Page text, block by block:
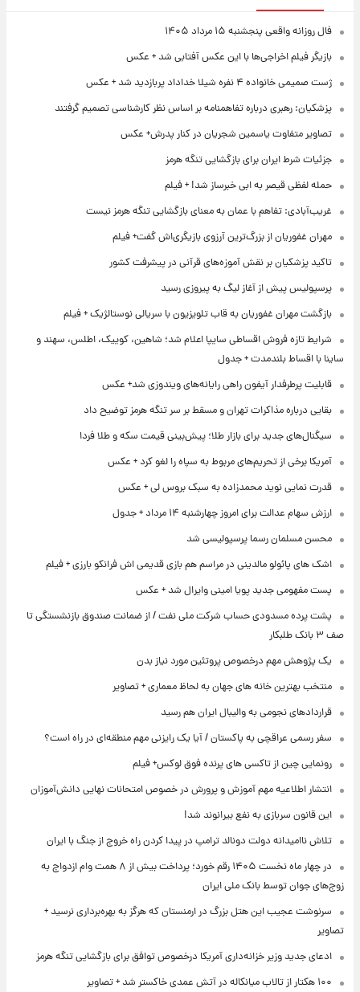
فال روزانه واقعی پنجشنبه ۱۵ مرداد ۱۴۰۵
بازیگر فیلم اخراجی‌ها با این عکس آفتابی شد + عکس
ژست صمیمی خانواده ۴ نفره شیلا خداداد پربازدید شد + عکس
پزشکیان: رهبری درباره تفاهمنامه بر اساس نظر کارشناسی تصمیم گرفتند
تصاویر متفاوت یاسمین شجریان در کنار پدرش+ عکس
جزئیات شرط ایران برای بازگشایی تنگه هرمز
حمله لفظی قیصر به ابی خبرساز شد! + فیلم
غریب‌آبادی: تفاهم با عمان به معنای بازگشایی تنگه هرمز نیست
مهران غفوریان از بزرگ‌ترین آرزوی بازیگری‌اش گفت+ فیلم
تاکید پزشکیان بر نقش آموزه‌های قرآنی در پیشرفت کشور
پرسپولیس پیش از آغاز لیگ به پیروزی رسید
بازگشت مهران غفوریان به قاب تلویزیون با سریالی نوستالژیک + فیلم
شرایط تازه فروش اقساطی سایپا اعلام شد؛ شاهین، کوییک، اطلس، سهند و
ساینا با اقساط بلندمدت + جدول
قابلیت پرطرفدار آیفون راهی رایانه‌های ویندوزی شد+ عکس
بقایی درباره مذاکرات تهران و مسقط بر سر تنگه هرمز توضیح داد
سیگنال‌های جدید برای بازار طلا؛ پیش‌بینی قیمت سکه و طلا فردا
آمریکا برخی از تحریم‌های مربوط به سپاه را لغو کرد + عکس
قدرت نمایی نوید محمدزاده به سبک بروس لی + عکس
ارزش سهام عدالت برای امروز چهارشنبه ۱۴ مرداد + جدول
محسن مسلمان رسما پرسپولیسی شد
اشک های پائولو مالدینی در مراسم هم بازی قدیمی اش فرانکو بارزی + فیلم
پست مفهومی جدید پویا امینی وایرال شد + عکس
پشت پرده‌ مسدودی حساب شرکت ملی نفت / از ضمانت صندوق بازنشستگی تا
صف ۳ بانک طلبکار
یک پژوهش مهم درخصوص پروتئین مورد نیاز بدن
منتخب بهترین خانه های جهان به لحاظ معماری + تصاویر
قراردادهای نجومی به والیبال ایران هم رسید
سفر رسمی عراقچی به پاکستان / آیا یک رایزنی مهم منطقه‌ای در راه است؟
رونمایی چین از تاکسی های پرنده فوق لوکس+ فیلم
انتشار اطلاعیه مهم آموزش و پرورش در خصوص امتحانات نهایی دانش‌آموزان
این قانون سربازی به نفع بیرانوند شد!
تلاش ناامیدانه‌ دولت دونالد ترامپ در پیدا کردن راه خروج از جنگ با ایران
در چهار ماه نخست ۱۴۰۵ رقم خورد؛ پرداخت بیش از ۸ همت وام ازدواج به
زوج‌های جوان توسط بانک ملی ایران
سرنوشت عجیب این هتل بزرگ در ارمنستان که هرگز به بهره‌برداری نرسید +
تصاویر
ادعای جدید وزیر خزانه‌داری آمریکا درخصوص توافق برای بازگشایی تنگه هرمز
۱۰۰ هکتار از تالاب میانکاله در آتش عمدی خاکستر شد + تصاویر